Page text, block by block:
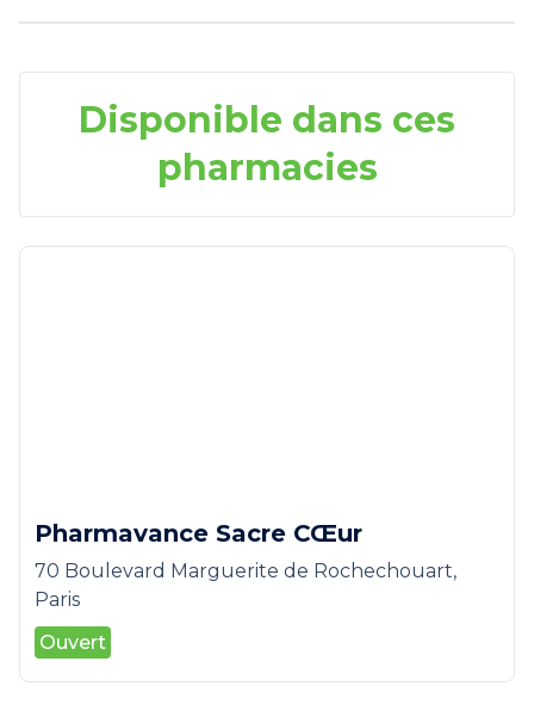
Disponible dans ces
pharmacies
Pharmavance Sacre CŒur
70 Boulevard Marguerite de Rochechouart,
Paris
Ouvert